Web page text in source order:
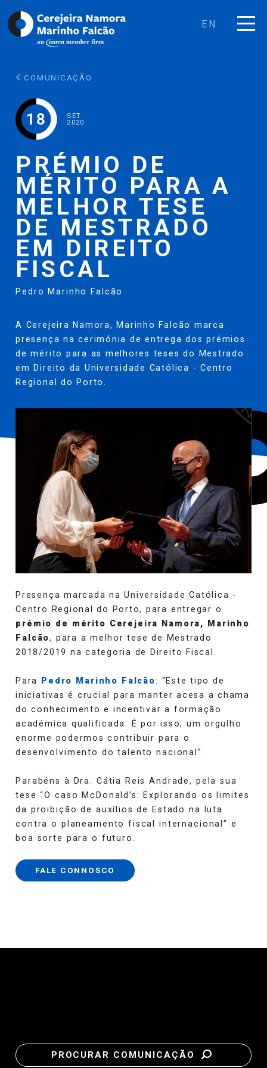
EN
COMUNICAÇÃO
18 SET
2020
PRÉMIO DE
MÉRITO PARA A
MELHOR TESE
DE MESTRADO
EM DIREITO
FISCAL
Pedro Marinho Falcão
A Cerejeira Namora, Marinho Falcão marca
presença na cerimónia de entrega dos prémios
de mérito para as melhores teses do Mestrado
em Direito da Universidade Católica - Centro
Regional do Porto.
Presença marcada na Universidade Católica -
Centro Regional do Porto, para entregar o
prémio de mérito Cerejeira Namora, Marinho
Falcão, para a melhor tese de Mestrado
2018/2019 na categoria de Direito Fiscal.
Para Pedro Marinho Falcão: “Este tipo de
iniciativas é crucial para manter acesa a chama
do conhecimento e incentivar a formação
académica qualificada. É por isso, um orgulho
enorme podermos contribuir para o
desenvolvimento do talento nacional”.
Parabéns à Dra. Cátia Reis Andrade, pela sua
tese “O caso McDonald’s: Explorando os limites
da proibição de auxílios de Estado na luta
contra o planeamento fiscal internacional” e
boa sorte para o futuro.
FALE CONNOSCO
PROCURAR COMUNICAÇÃO